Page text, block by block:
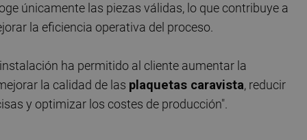
únicamente las piezas válidas, lo que contribuye a
la eficiencia operativa del proceso.
ha permitido al cliente aumentar la
la calidad de las plaquetas caravista, reducir
y optimizar los costes de producción".